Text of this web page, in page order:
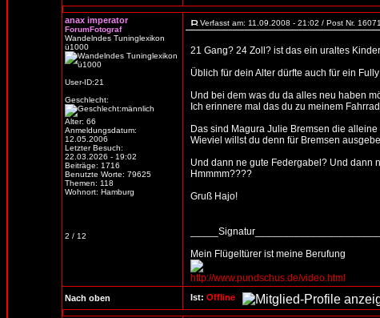
anax imperator
ForumFotograf
Wandelndes Tuninglexikon
ü1000
User-ID:21
Geschlecht:
Alter: 66
Anmeldungsdatum:
12.05.2006
Letzter Besuch:
22.03.2026 - 19:02
Beiträge: 1716
Benutzte Worte: 79625
Themen: 118
Wohnort: Hamburg
2 / 12
Verfasst am: 11.09.2008 - 21:02 / Post Nr. 16071
21 Gang? 24 Zoll? ist das ein uraltes
Üblich für dein Alter dürfte auch für ein
Und bei dem was du da alles neu haben
Ich erinnere mal das du zu meinem
Das sind Magura Julie Bremsen die
Wieviel willst du denn für Bremsen
Und dann ne gute Federgabel? Und dann
Hmmmm????
Gruß Hajo!
Mein Flügeltürer ist meine Berufung
http://www.pundschus.de/video.html
Nach oben Ist: Offline